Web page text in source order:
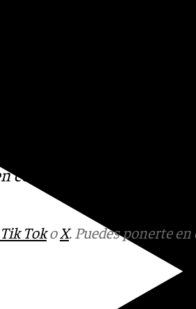
capacidad
por
contacto
Tik TokoX. Puedes ponerte